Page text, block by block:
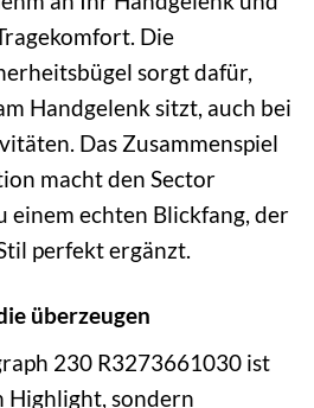
Die
sorgt dafür,
Handgelenk sitzt, auch bei
Das Zusammenspiel
macht den Sector
einem echten Blickfang, der
perfekt ergänzt.
überzeugen
230 R3273661030 ist
Highlight, sondern